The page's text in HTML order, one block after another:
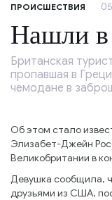
ПРОИСШЕСТВИЯ
Нашли в
Британская
пропавшая в
чемодане в
Об этом стало
Элизабет-Джейн
Великобритании в
Девушка сообщила,
друзьями из США,